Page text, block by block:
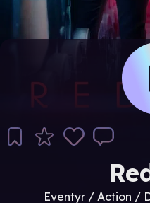
Eventyr / Action /